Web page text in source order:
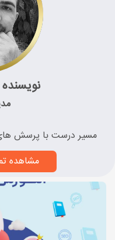
نویسنده
مسیر درست با پرسش
مشاهده